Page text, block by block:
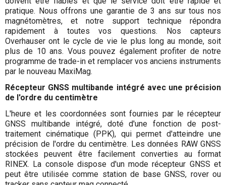
pratique. Nous offrons une garantie de 3 ans sur tous nos
magnétomètres, et notre support technique répondra
rapidement à toutes vos questions. Nos capteurs
Overhauser ont le cycle de vie le plus long au monde, soit
plus de 10 ans. Vous pouvez également profiter de notre
programme de trade-in et remplacer vos anciens instruments
par le nouveau MaxiMag.
Récepteur GNSS multibande intégré avec une précision
de l'ordre du centimètre
L'heure et les coordonnées sont fournies par le récepteur
GNSS multibande intégré, doté d'une fonction de post-
traitement cinématique (PPK), qui permet d'atteindre une
précision de l'ordre du centimètre. Les données RAW GNSS
stockées peuvent être facilement converties au format
RINEX. La console dispose d'un mode récepteur GNSS et
peut être utilisée comme station de base GNSS, rover ou